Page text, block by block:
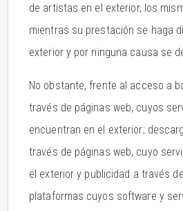
de artistas en el exterior, los
mientras su prestación se haga
exterior y por ninguna causa se
No obstante, frente al acceso a
través de páginas web, cuyos
encuentran en el exterior;
través de páginas web, cuyo
el exterior y publicidad a través
plataformas cuyos software y